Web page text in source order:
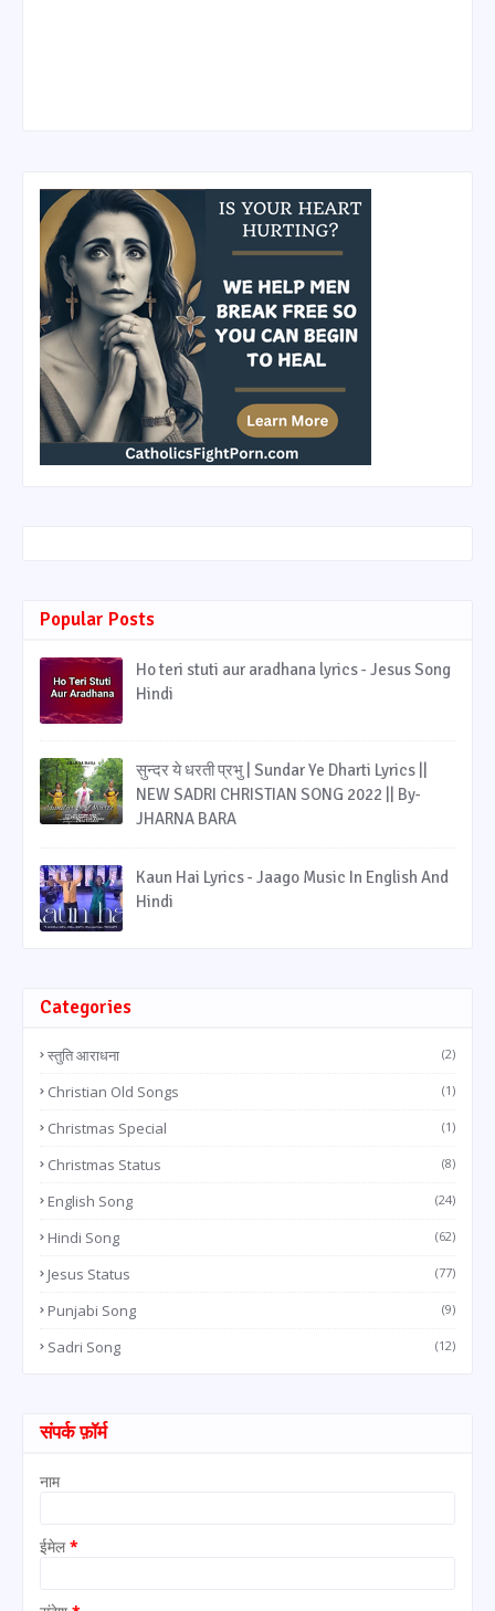
Popular Posts
Ho teri stuti aur aradhana lyrics - Jesus Song
Hindi
सुन्दर ये धरती प्रभु | Sundar Ye Dharti Lyrics ||
NEW SADRI CHRISTIAN SONG 2022 || By-
JHARNA BARA
Kaun Hai Lyrics - Jaago Music In English And
Hindi
Categories
स्तुति आराधना (2)
Christian Old Songs (1)
Christmas Special (1)
Christmas Status (8)
English Song (24)
Hindi Song (62)
Jesus Status (77)
Punjabi Song (9)
Sadri Song (12)
संपर्क फ़ॉर्म
नाम
ईमेल*